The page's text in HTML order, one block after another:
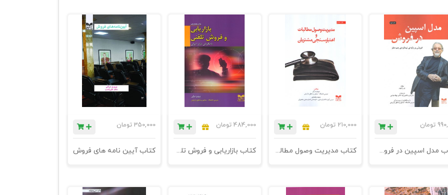
تومان
کتاب مدل اسپین در فروش - چاپ دهم
210,000 تومان
کتاب مدیریت وصول مطالبات و اعتبارسنجی مشتریان - چاپ هفتم
484,000 تومان
کتاب بازاریابی و فروش تلفنی با نگرش بازار ایران - چاپ هجدهم
350,000 تومان
کتاب آیین نامه های فروش